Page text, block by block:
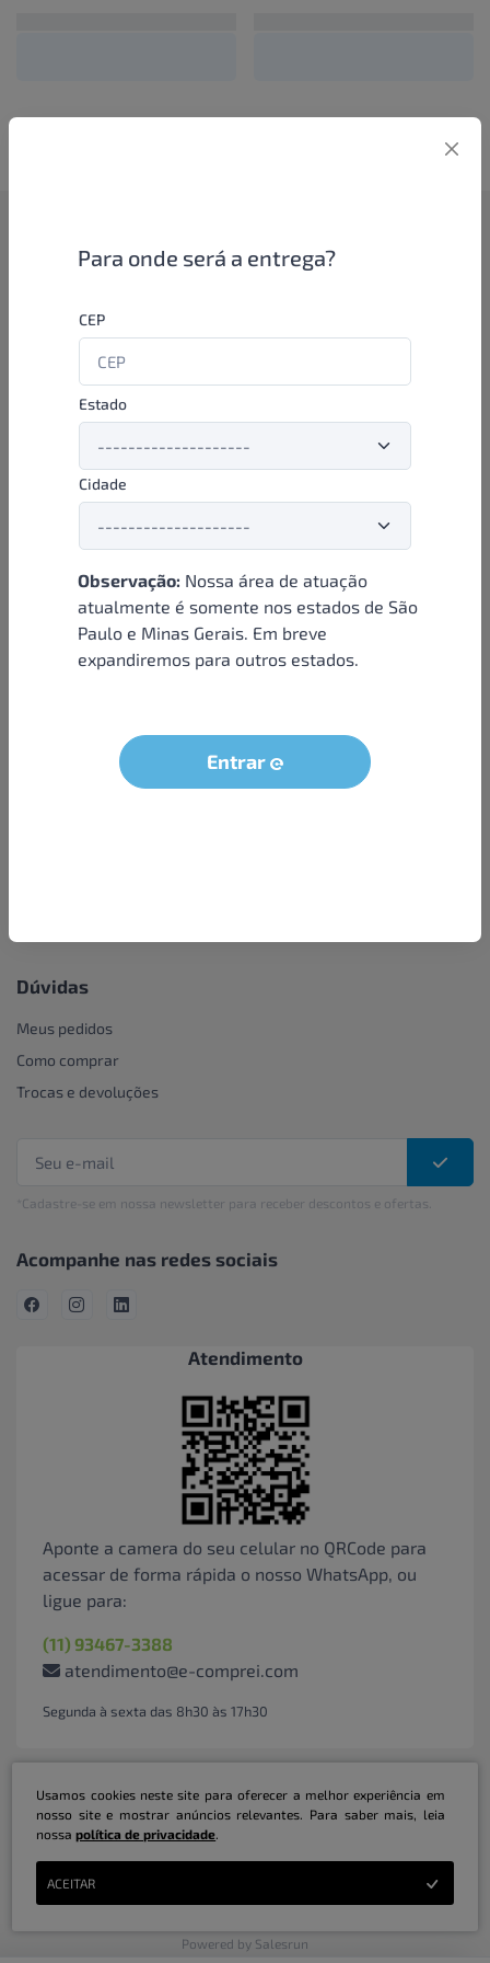
Para onde será a entrega?
CEP
Estado
Cidade
Observação: Nossa área de atuação
atualmente é somente nos estados de São
Paulo e Minas Gerais. Em breve
expandiremos para outros estados.
Entrar
Como funciona
aproveitar as promoções e ofertas direto das indústrias de
beleza e higiene em nossa plataforma. E o melhor: você continua
comprando de seus distribuidores parceiros e encontra novos
distribuidores para comprar cada vez com mais praticidade e
agilidade. Aproveite!
Formas de pagamento
Institucional
Sobre nós
Condições e termos
Seja um parceiro
LGPD - Solicitação dos dados do titular
Dúvidas
Meus pedidos
Como comprar
Trocas e devoluções
*Cadastre-se em nossa newsletter para receber descontos e ofertas.
Acompanhe nas redes sociais
Atendimento
Aponte a camera do seu celular no QRCode para
acessar de forma rápida o nosso WhatsApp, ou
ligue para:
(11) 93467-3388
atendimento@e-comprei.com
Segunda à sexta das 8h30 às 17h30
Marketplace B2B Serviços Inteligentes Ltda | CNPJ: 31.415.786/0001-31 | ©
Powered by Salesrun
Usamos cookies neste site para oferecer a melhor experiência em
nosso site e mostrar anúncios relevantes. Para saber mais, leia
nossapolítica de privacidade.
ACEITAR